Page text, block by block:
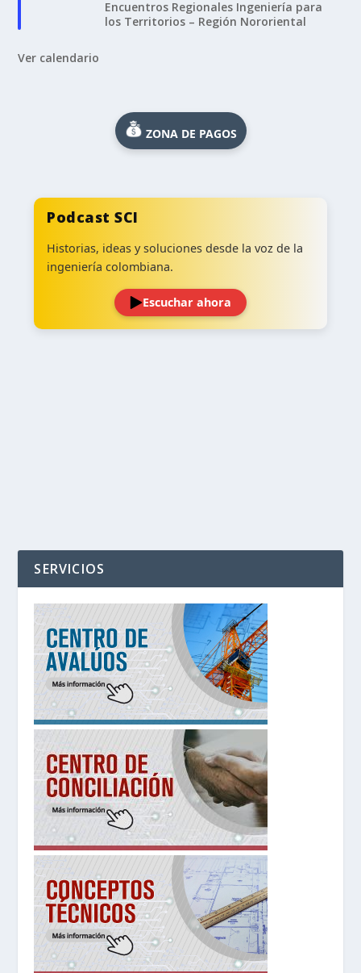
Encuentros Regionales Ingeniería para
los Territorios – Región Nororiental
Ver calendario
ZONA DE PAGOS
Podcast SCI
Historias, ideas y soluciones desde la voz de la
ingeniería colombiana.
Escuchar ahora
SERVICIOS